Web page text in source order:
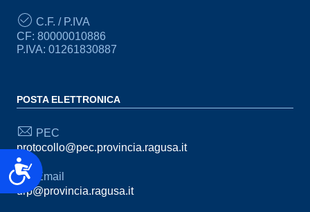
Accessibilità
C.F. / P.IVA
CF: 80000010886
P.IVA: 01261830887
POSTA ELETTRONICA
PEC
protocollo@pec.provincia.ragusa.it
Email
urp@provincia.ragusa.it